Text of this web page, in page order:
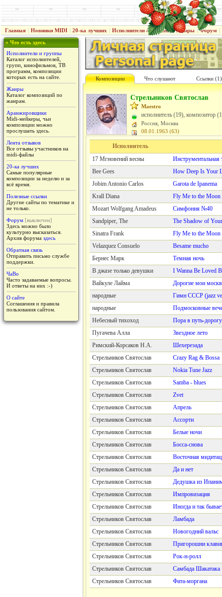
Главная | Новинки MIDI | 20-ка лучших | Исполнители & группы | Жанры | Форум |
» Что есть здесь
Исполнители и группы
Каталог исполнителей,
групп, кинофильмов, ТВ
программ, композиции
которых есть на сайте.
Жанры
Каталог композиций по
жанрам.
Аранжировщики
Midi-мейкеры, чьи
композиции можно
прослушать здесь.
Лента отзывов
Все отзывы участников на
midi-файлы
20-ка лучших
Самые популярные
композиции за неделю и за
всё время.
Полезные ссылки
Другие сайты по тематике и
не только.
Форум [выключен]
Здесь можно было
культурно высказаться.
Архив форума здесь
Обратная связь
Отправить письмо службе
поддержки.
ЧаВо
Часто задаваемые вопросы.
И ответы на них :-)
О сайте
Соглашения и правила
пользования сайтом.
Композиции Что слушают Cсылки (1)
Стрельников Святослав
Maestro
исполнитель (19), композитор
Россия, Москва
08.01.1963 (63)
Исполнитель
17 Мгновений весны
Инструментальная
Bee Gees
How Deep Is Your
Jobim Antonio Carlos
Garota de Ipanema
Krall Diana
Fly Me to the Moon
Mozart Wolfgang Amadeus
Симфония №40
Sandpiper, The
The Shadow of
Sinatra Frank
Fly Me to the Moon
Velazquez Consuelo
Besame mucho
Бернес Марк
Темная ночь
В джазе только девушки
I Wanna Be Loved
Вайкуле Лайма
Дорогие мои
народные
Гимн СССР (jazz
народные
Подмосковные
Небесный тихоход
Пора в путь-дорогу
Пугачева Алла
Звездное лето
Римский-Корсаков Н.А.
Шехерезада
Стрельников Святослав
Crazy Rag & Bossa
Стрельников Святослав
Nokia Tune Jazz
Стрельников Святослав
Samba - blues
Стрельников Святослав
Zvet
Стрельников Святослав
Апрель
Стрельников Святослав
Ассорти
Стрельников Святослав
Белые ночи
Стрельников Святослав
Босса-снова
Стрельников Святослав
Восточная
Стрельников Святослав
Да и нет
Стрельников Святослав
Дедушка из
Стрельников Святослав
Импровизация
Стрельников Святослав
Иногда и так
Стрельников Святослав
Ламбада
Стрельников Святослав
Новогодний вальс
Стрельников Святослав
Пригорошни
Стрельников Святослав
Рок-н-ролл
Стрельников Святослав
Самбада Шакатака
Стрельников Святослав
Фата-моргана